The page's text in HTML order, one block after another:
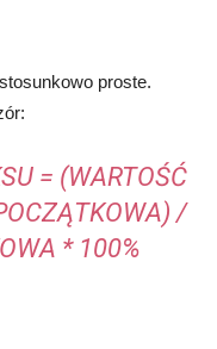
proste.
= (WARTOŚĆ
/
* 100%